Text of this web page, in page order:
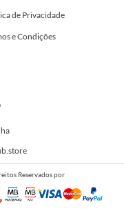
de Privacidade
e Condições
Reservados por